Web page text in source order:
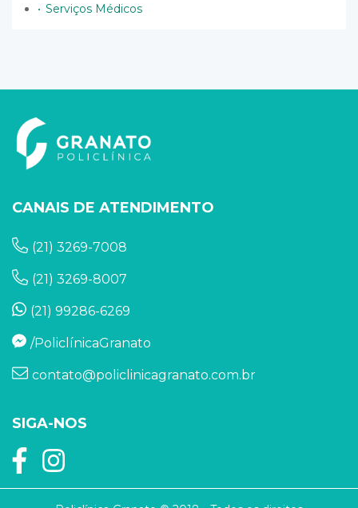
Serviços Médicos
CANAIS DE ATENDIMENTO
(21) 3269-7008
(21) 3269-8007
(21) 99286-6269
/PoliclínicaGranato
contato@policlinicagranato.com.br
SIGA-NOS